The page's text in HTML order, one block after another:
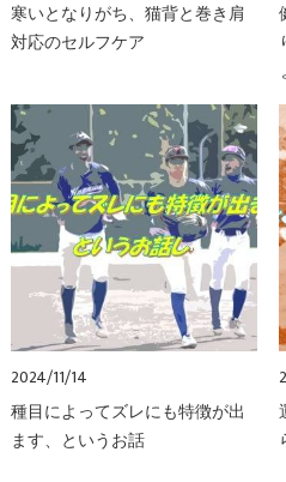
寒いとなりがち、猫背と巻き肩
対応のセルフケア
2024/11/14
種目によってズレにも特徴が出
ます、というお話